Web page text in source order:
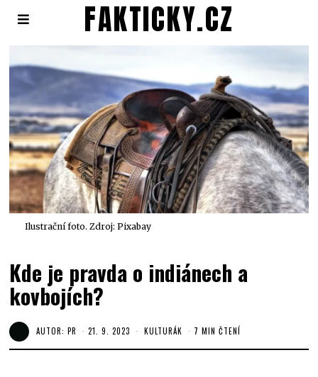
FAKTICKY.CZ
Ilustrační foto. Zdroj: Pixabay
Kde je pravda o indiánech a
kovbojích?
AUTOR:PR 21. 9. 2023 KULTURÁK 7 MIN ČTENÍ